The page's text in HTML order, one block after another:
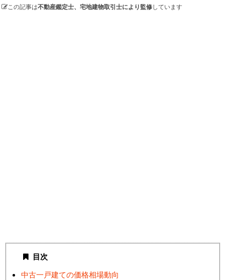
この記事は不動産鑑定士、宅地建物取引士により監修しています
目次
中古一戸建ての価格相場動向